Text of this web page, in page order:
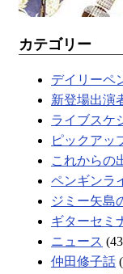
カテゴリー
デイリーペ
新登場出演
ライブスケ
ピックアッ
これからの
ペンギンラ
ジミー矢島
ギターセミ
ニュース
仲田修子話